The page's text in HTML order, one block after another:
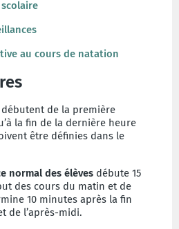
au cours de natation
de la première
la fin de la dernière heure
être définies dans le
normal des élèves débute 15
des cours du matin et de
10 minutes après la fin
de l’après-midi.